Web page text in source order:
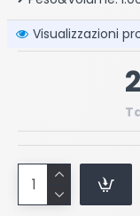
Visualizzazioni